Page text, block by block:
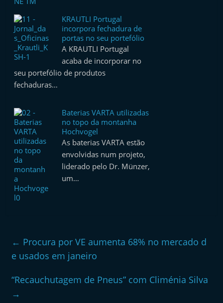
KRAUTLI Portugal
incorpora fechadura de
portas no seu portefólio
A KRAUTLI Portugal
acaba de incorporar no
seu portefólio de produtos
fechaduras…
Baterias VARTA utilizadas
no topo da montanha
Hochvogel
As baterias VARTA estão
envolvidas num projeto,
liderado pelo Dr. Münzer,
um…
← Procura por VE aumenta 68% no mercado d
e usados em janeiro
“Recauchutagem de Pneus” com Climénia Silva
→